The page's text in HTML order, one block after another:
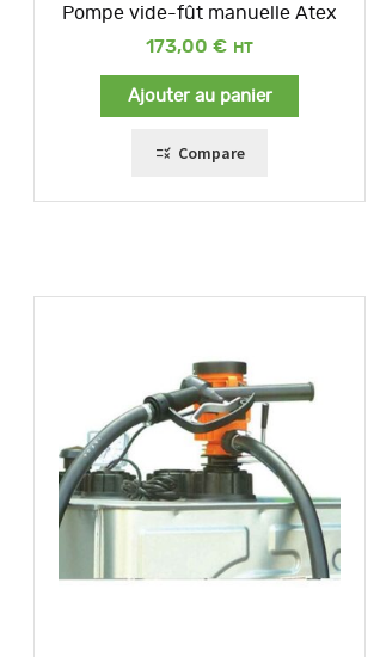
Pompe vide-fût manuelle Atex
173,00 €
Ajouter au panier
Compare